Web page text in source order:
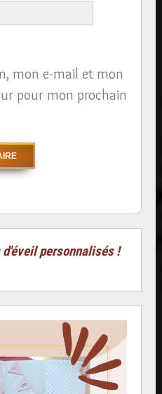
mon e-mail et mon
pour mon prochain
personnalisés !